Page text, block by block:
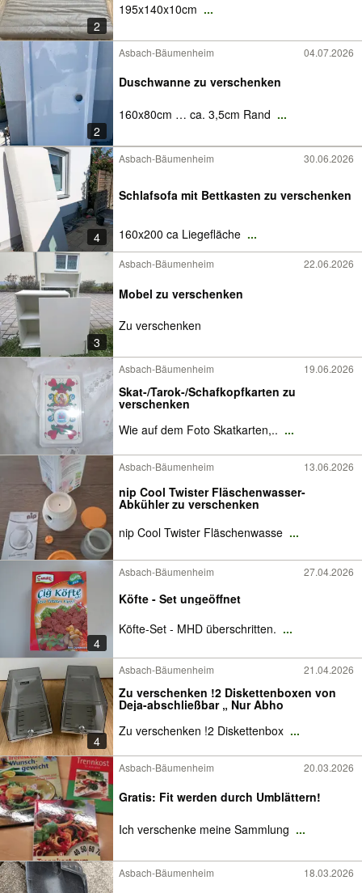
2
195x140x10cm ...
2
Asbach-Bäumenheim 04.07.2026
Duschwanne zu verschenken
160x80cm … ca. 3,5cm Rand ...
4
Asbach-Bäumenheim 30.06.2026
Schlafsofa mit Bettkasten zu verschenken
160x200 ca Liegefläche ...
3
Asbach-Bäumenheim 22.06.2026
Mobel zu verschenken
Zu verschenken
Asbach-Bäumenheim 19.06.2026
Skat-/Tarok-/Schafkopfkarten zu
verschenken
Wie auf dem Foto Skatkarten,.. ...
Asbach-Bäumenheim 13.06.2026
nip Cool Twister Fläschenwasser-
Abkühler zu verschenken
nip Cool Twister Fläschenwasse ...
4
Asbach-Bäumenheim 27.04.2026
Köfte - Set ungeöffnet
Köfte-Set - MHD überschritten. ...
4
Asbach-Bäumenheim 21.04.2026
Zu verschenken !2 Diskettenboxen von
Deja-abschließbar „ Nur Abho
Zu verschenken !2 Diskettenbox ...
Asbach-Bäumenheim 20.03.2026
Gratis: Fit werden durch Umblättern!
Ich verschenke meine Sammlung ...
Asbach-Bäumenheim 18.03.2026